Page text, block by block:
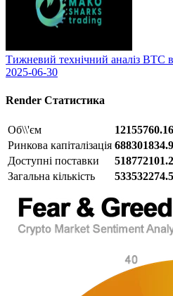
Тижневий технічний аналіз BTC
2025-06-30
Render Статистика
Об\\'єм
12155760.16
Ринкова капіталізація
Доступні поставки
Загальна кількість